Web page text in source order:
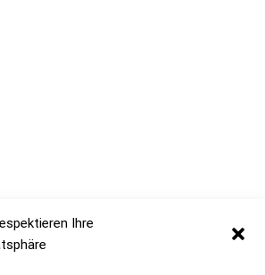
Ihre
Spa